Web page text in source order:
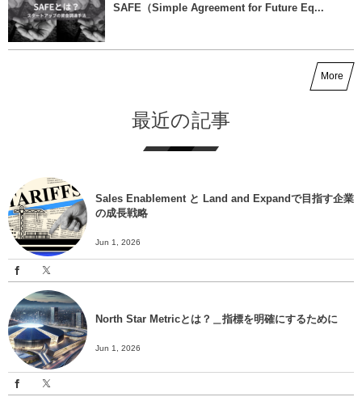
SAFE（Simple Agreement for Future Eq...
More
最近の記事
Sales Enablement と Land and Expandで目指す企業
の成長戦略
Jun 1, 2026
North Star Metricとは？＿指標を明確にするために
Jun 1, 2026